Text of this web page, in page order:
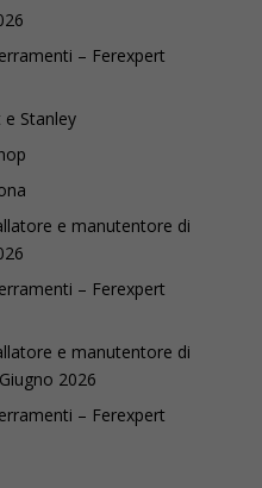
– Ferexpert
e Stanley
e manutentore di
– Ferexpert
e manutentore di
2026
– Ferexpert